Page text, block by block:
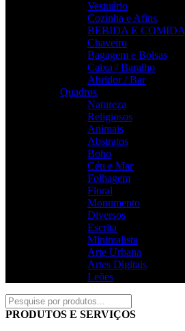
Vestuário
Cozinha e Afins
BEBIDA E COMIDA
Chaveiro
Bagagem e Bolsas
Caixa / Baralho
Abridor / Bar
Quadros
Natureza
Religiosos
Animais
Abstratos
Boho
Céu e Mar
Folhagem
Floral
Monumento
Diversos
Escrita
Minimalista
Arte Urbana
Artes Digitais
Leões
PRODUTOS E SERVIÇOS